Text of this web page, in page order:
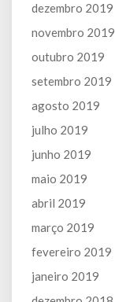
dezembro 2019
novembro 2019
outubro 2019
setembro 2019
agosto 2019
julho 2019
junho 2019
maio 2019
abril 2019
março 2019
fevereiro 2019
janeiro 2019